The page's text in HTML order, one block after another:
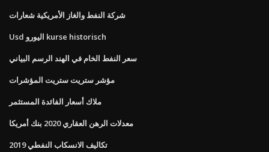
شركة النفط والغاز الأمريكية شعارات
Usd اليورو kurse historisch
سعر النفط الخام في الهند الرسم البياني
مؤشر ستريت ستريت المؤشرات
ملاك أسعار الفائدة المستثمر
معدلات الرهن العقاري 2020 بنك أمريكا
تكاليف الانسكاب النفطي 2019